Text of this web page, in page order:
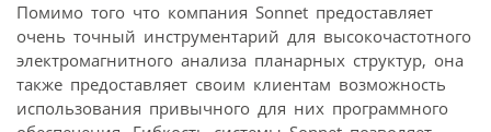
Помимо того что компания Sonnet предоставляет
очень точный инструментарий для высокочастотного
электромагнитного анализа планарных структур, она
также предоставляет своим клиентам возможность
использования привычного для них программного